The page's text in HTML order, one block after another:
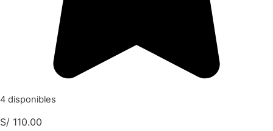
4 disponibles
S/ 110.00